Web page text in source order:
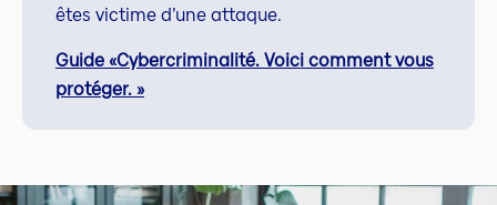
êtes victime d’une attaque.
Guide «Cybercriminalité. Voici comment vous
protéger. »